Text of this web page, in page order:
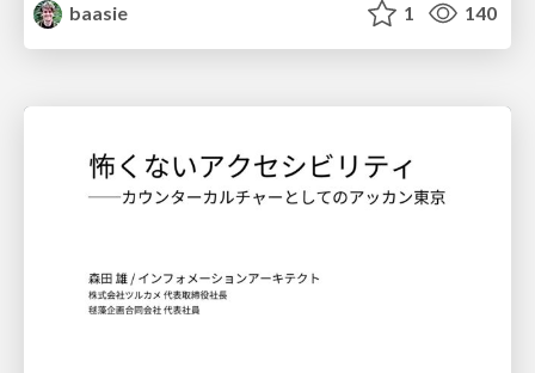
baasie 1 140